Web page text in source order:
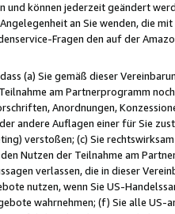
und können jederzeit geändert
an Sie wenden, die
Fragen den auf der
(a) Sie gemäß dieser
am Partnerprogramm
Anordnungen,
andere Auflagen einer für Sie
verstoßen; (c) Sie
Nutzen der Teilnahme am
verlassen, die in dieser
nutzen, wenn Sie US-
wahrnehmen; (f) Sie alle